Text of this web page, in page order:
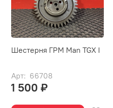
Шестерня ГРМ Man TGX I
Арт: 66708
1 500 ₽